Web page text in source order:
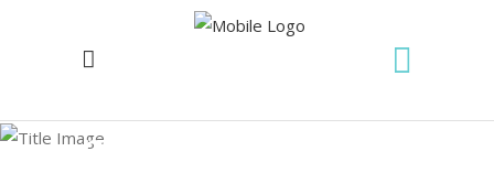
pneumokoki Tag